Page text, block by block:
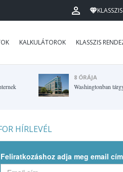
KALKULÁTOROK KLASSZIS
8 ÓRÁJA
Washingtonban
HÍRLEVÉL
Feliratkozáshoz adja meg email